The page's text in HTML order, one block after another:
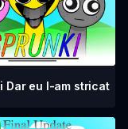
Dar eu l-am stricat